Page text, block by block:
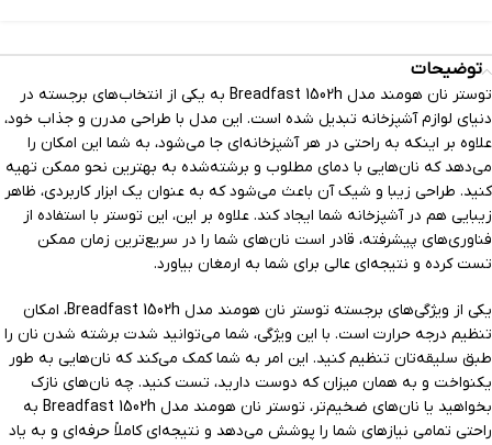
توضیحات
توستر نان هومند مدل Breadfast 1502h به یکی از انتخاب‌های برجسته در
دنیای لوازم آشپزخانه تبدیل شده است. این مدل با طراحی مدرن و جذاب خود،
علاوه بر اینکه به راحتی در هر آشپزخانه‌ای جا می‌شود، به شما این امکان را
می‌دهد که نان‌هایی با دمای مطلوب و برشته‌شده به بهترین نحو ممکن تهیه
کنید. طراحی زیبا و شیک آن باعث می‌شود که به عنوان یک ابزار کاربردی، ظاهر
زیبایی هم در آشپزخانه شما ایجاد کند. علاوه بر این، این توستر با استفاده از
فناوری‌های پیشرفته، قادر است نان‌های شما را در سریع‌ترین زمان ممکن
تست کرده و نتیجه‌ای عالی برای شما به ارمغان بیاورد.
یکی از ویژگی‌های برجسته توستر نان هومند مدل Breadfast 1502h، امکان
تنظیم درجه حرارت است. با این ویژگی، شما می‌توانید شدت برشته شدن نان را
طبق سلیقه‌تان تنظیم کنید. این امر به شما کمک می‌کند که نان‌هایی به طور
یکنواخت و به همان میزان که دوست دارید، تست کنید. چه نان‌های نازک
بخواهید یا نان‌های ضخیم‌تر، توستر نان هومند مدل Breadfast 1502h به
راحتی تمامی نیازهای شما را پوشش می‌دهد و نتیجه‌ای کاملاً حرفه‌ای و به یاد